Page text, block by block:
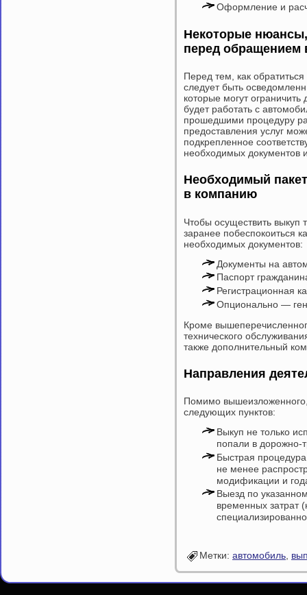
Оформление и
Некоторые
перед обращением
Перед тем, как
следует быть
которые могут
будет работать с
прошедшими процедуру
предоставления услуг
подкрепленное
необходимых документов
Необходимый
в компанию
Чтобы осуществить выкуп
заранее побеспокоиться
необходимых документов:
Документы на
Паспорт
Регистрационная
Опционально —
Кроме
технического
также дополнительный
Направления
Помимо вышеизложенного,
следующих пунктов:
Выкуп не только
попали в дорожно-
Быстрая
не менее
модификации и
Выезд по
временных затрат
Метки: автомобиль